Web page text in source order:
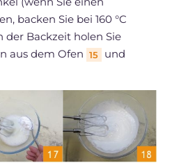
backen Sie bei 160 °C
der Backzeit holen Sie
aus dem Ofen 15
und